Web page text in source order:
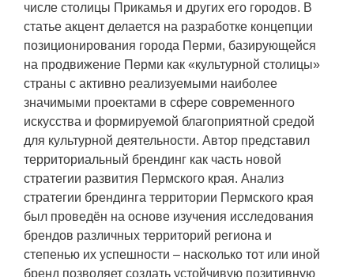
числе столицы Прикамья и других его городов. В
статье акцент делается на разработке концепции
позиционирования города Перми, базирующейся
на продвижение Перми как «культурной столицы»
страны с активно реализуемыми наиболее
значимыми проектами в сфере современного
искусства и формируемой благоприятной средой
для культурной деятельности. Автор представил
территориальный брендинг как часть новой
стратегии развития Пермского края. Анализ
стратегии брендинга территории Пермского края
был проведён на основе изучения исследования
брендов различных территорий региона и
степенью их успешности – насколько тот или иной
бренд позволяет создать устойчивую позитивную